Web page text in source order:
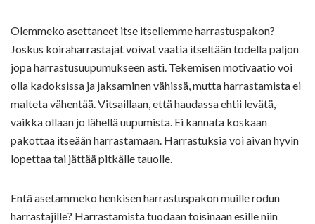
Olemmeko asettaneet itse itsellemme harrastuspakon?
Joskus koiraharrastajat voivat vaatia itseltään todella paljon
jopa harrastusuupumukseen asti. Tekemisen motivaatio voi
olla kadoksissa ja jaksaminen vähissä, mutta harrastamista ei
malteta vähentää. Vitsaillaan, että haudassa ehtii levätä,
vaikka ollaan jo lähellä uupumista. Ei kannata koskaan
pakottaa itseään harrastamaan. Harrastuksia voi aivan hyvin
lopettaa tai jättää pitkälle tauolle.
Entä asetammeko henkisen harrastuspakon muille rodun
harrastajille? Harrastamista tuodaan toisinaan esille niin